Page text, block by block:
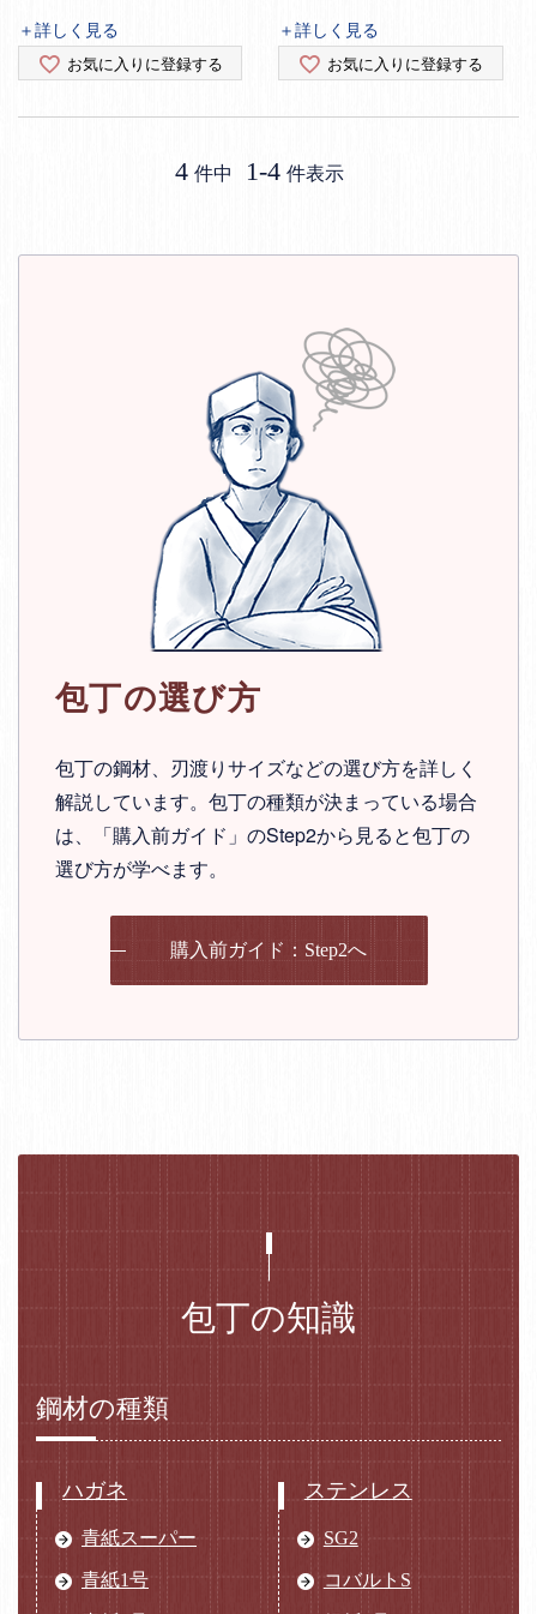
＋詳しく見る
お気に入りに登録する
＋詳しく見る
お気に入りに登録する
4 件中 1-4 件表示
包丁の選び方
包丁の鋼材、刃渡りサイズなどの選び方を詳しく
解説しています。包丁の種類が決まっている場合
は、「購入前ガイド」のStep2から見ると包丁の
選び方が学べます。
購入前ガイド：Step2へ
包丁の知識
鋼材の種類
ハガネ
青紙スーパー
青紙1号
ステンレス
SG2
コバルトS